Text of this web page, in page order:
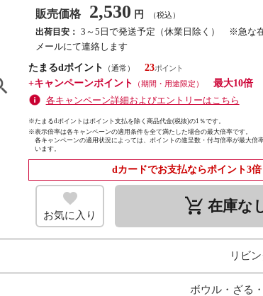
販売価格 2,530 円 （税込）
出荷目安： 3～5日で発送予定（休業日除く） ※急な在
メールにて連絡します
たまるdポイント
（通常）
23
+キャンペーンポイント
（期間・用途限定）
最大10倍
各キャンペーン詳細およびエントリーはこちら
※たまるdポイントはポイント支払を除く商品代金(税抜)の1％です。
※表示倍率は各キャンペーンの適用条件を全て満たした場合の最大倍率です。
各キャンペーンの適用状況によっては、ポイントの進呈数・付与倍率が最大倍
います。
dカードでお支払ならポイント3倍
お気に入り remove_shopping_cart 在庫な
リビ
ボウル・ざる